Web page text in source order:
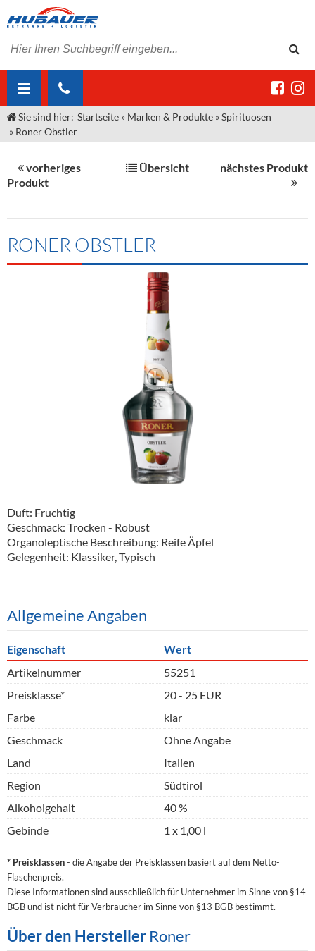
ÜBER UNS
Unser Liefergebiet
Kontakt
Angebote Gastronomie & Großhandel
Neuigkeiten
MARKEN & PRODUKTE
Sirup
Spirituosen
Kommisionskauf & Lieferbedingungen
Fremddienstleistungen
Sie sind hier: Startseite » Marken & Produkte »Spirituosen
» Roner Obstler
vorheriges
Produkt
Übersicht nächstes Produkt
RONER OBSTLER
Duft: Fruchtig
Geschmack: Trocken - Robust
Organoleptische Beschreibung: Reife Äpfel
Gelegenheit: Klassiker, Typisch
Allgemeine Angaben
Eigenschaft
Wert
Artikelnummer
55251
Preisklasse*
20 - 25 EUR
Farbe
klar
Geschmack
Ohne Angabe
Land
Italien
Region
Südtirol
Alkoholgehalt
40 %
Gebinde
1 x 1,00 l
* Preisklassen- die Angabe der Preisklassen basiert auf dem Netto-
Flaschenpreis.
Diese Informationen sind ausschließlich für Unternehmer im Sinne von §14
BGB und ist nicht für Verbraucher im Sinne von §13 BGB bestimmt.
Über den Hersteller Roner